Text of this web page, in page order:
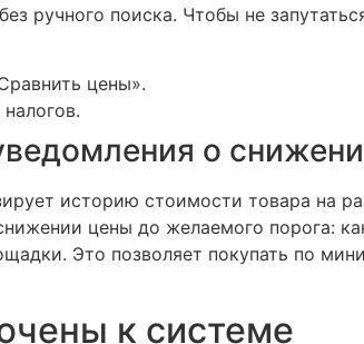
ручного поиска. Чтобы не
цены».
о
историю стоимости товара на
цены до желаемого порога:
Это позволяет покупать по
к системе